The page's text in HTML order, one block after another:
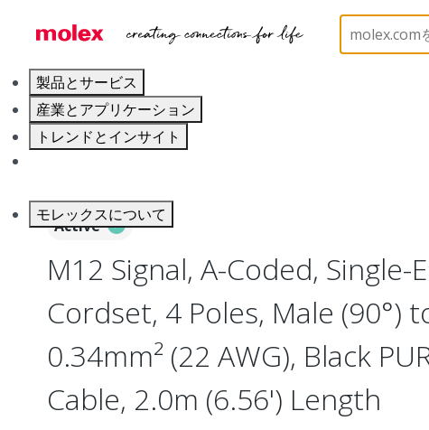
製品とサービス
産業とアプリケーション
トレンドとインサイト
モレックスについて
Industrial Cable
Active
M12 Signal, A-Coded, Single-
Cordset, 4 Poles, Male (90°)
0.34mm² (22 AWG), Black
Cable, 2.0m (6.56') Length